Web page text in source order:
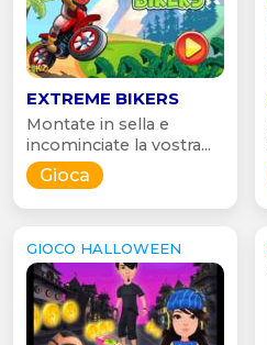
EXTREME BIKERS
Montate in sella e
incominciate la vostra...
Gioca
GIOCO HALLOWEEN